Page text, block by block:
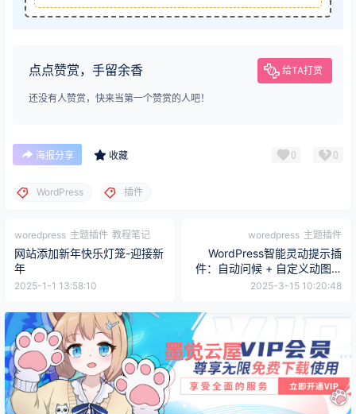
点点赞赏，手留余香 给TA打赏
还没有人赞赏，快来当第一个赞赏的人吧！
海报分享 收藏 0 0
WordPress 插件
woredpress 主题插件 教程笔记
网站添加新年快乐灯笼-迎接新
年
2025-1-1 13:58:10
woredpress 主题插件
WordPress智能灵动提示插
件：自动问候 + 自定义动图 +
移动端适配
2025-3-15 10:20:48